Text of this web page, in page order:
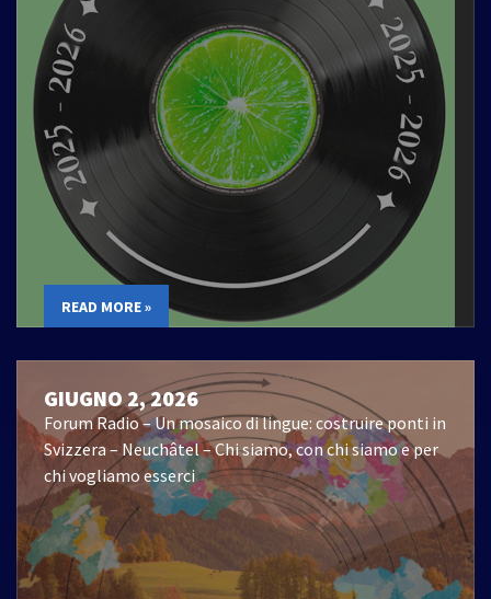
READ MORE »
GIUGNO 2, 2026
Forum Radio – Un mosaico di lingue: costruire ponti in
Svizzera – Neuchâtel – Chi siamo, con chi siamo e per
chi vogliamo esserci